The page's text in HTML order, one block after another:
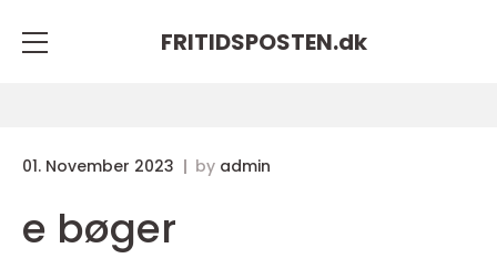
FRITIDSPOSTEN.dk
01. November 2023 by admin
e bøger